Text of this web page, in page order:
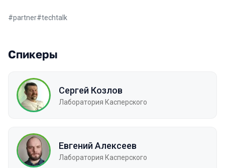
#partner#techtalk
Спикеры
Сергей Козлов
Лаборатория Касперского
Евгений Алексеев
Лаборатория Касперского